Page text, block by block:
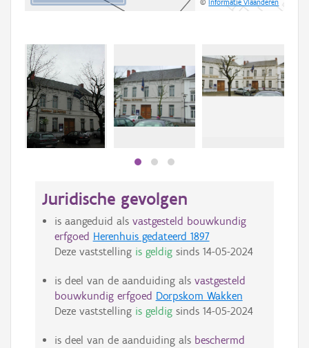
©Informatie Vlaanderen
Juridische gevolgen
is aangeduid als vastgesteld bouwkundig
erfgoed Herenhuis gedateerd 1897
Deze vaststelling is geldigsinds 14-05-2024
is deel van de aanduiding als vastgesteld
bouwkundig erfgoed Dorpskom Wakken
Deze vaststelling is geldigsinds 14-05-2024
is deel van de aanduiding als beschermd